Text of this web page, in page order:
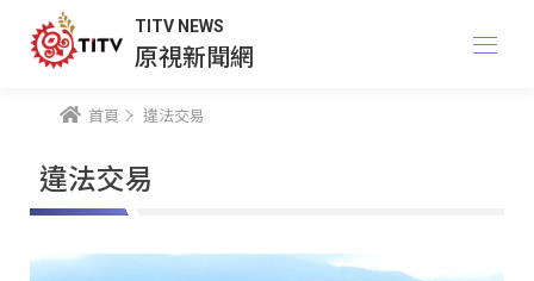
TITV NEWS
原視新聞網
首頁 違法交易
違法交易